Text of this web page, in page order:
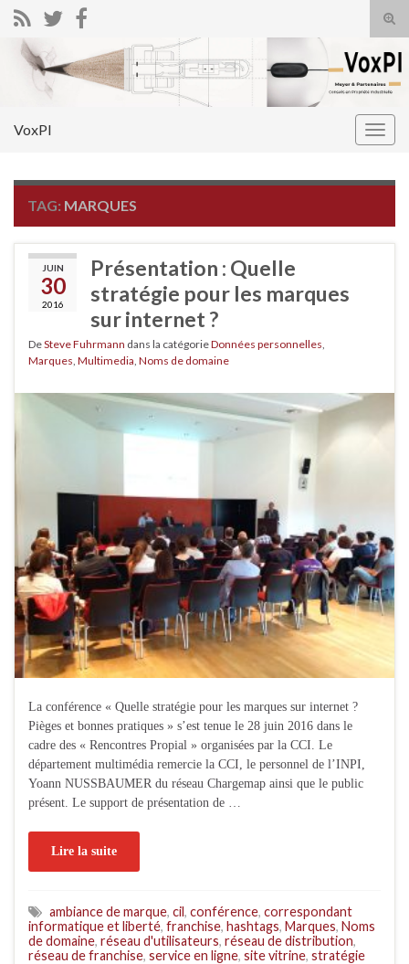
Search for:
VoxPI
TAG: MARQUES
JUIN
30
2016
Présentation : Quelle
stratégie pour les marques
sur internet ?
DeSteve Fuhrmann dans la catégorieDonnées personnelles
Marques Multimedia Noms de domaine
La conférence « Quelle stratégie pour les marques sur internet ?
Pièges et bonnes pratiques » s’est tenue le 28 juin 2016 dans le
cadre des « Rencontres Propial » organisées par la CCI. Le
département multimédia remercie la CCI, le personnel de l’INPI,
Yoann NUSSBAUMER du réseau Chargemap ainsi que le public
présent. Le support de présentation de …
Lire la suite
ambiance de marque, cil, conférence, correspondant
informatique et liberté, franchise, hashtags, Marques, Noms
de domaine, réseau d'utilisateurs, réseau de distribution,
réseau de franchise, service en ligne, site vitrine, stratégie